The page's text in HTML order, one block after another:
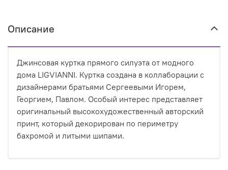
Описание
Джинсовая куртка прямого силуэта от модного
дома LIGVIANNI. Куртка создана в коллаборации с
дизайнерами братьями Сергеевыми Игорем,
Георгием, Павлом. Особый интерес представляет
оригинальный высокохудожественный авторский
принт, который декорирован по периметру
бахромой и литыми шипами.